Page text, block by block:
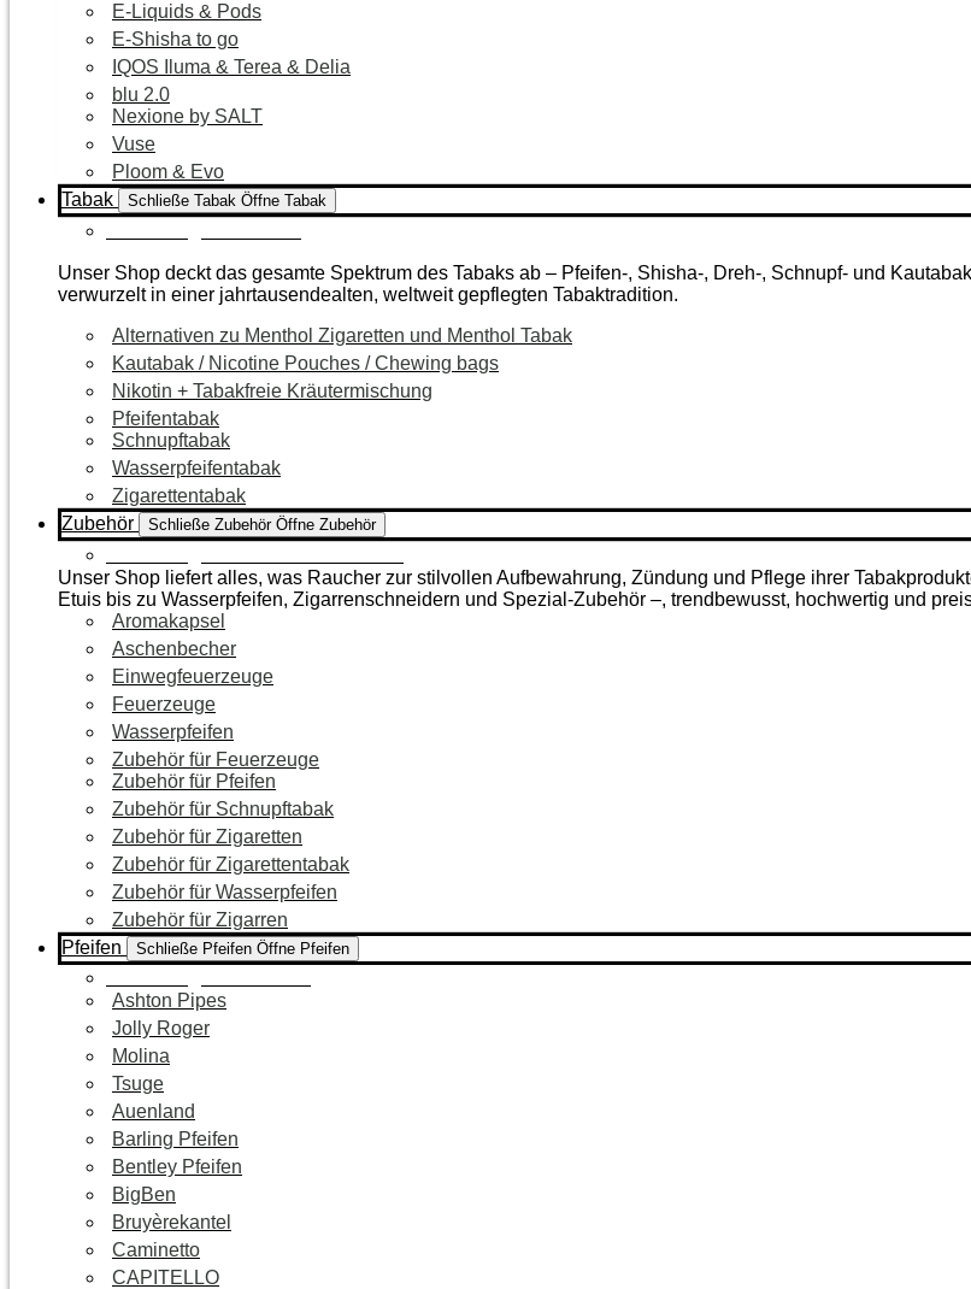
E-Liquids & Pods
E-Shisha to go
IQOS Iluma & Terea & Delia
blu 2.0
Nexione by SALT
Vuse
Ploom & Evo
Tabak
Schließe Tabak Öffne Tabak
Unser Shop deckt das gesamte Spektrum des Tabaks ab – Pfeifen-, Shisha-, Dreh-, Schnupf- und
verwurzelt in einer jahrtausendealten, weltweit gepflegten Tabaktradition.
Alternativen zu Menthol Zigaretten und Menthol Tabak
Kautabak / Nicotine Pouches / Chewing bags
Nikotin + Tabakfreie Kräutermischung
Pfeifentabak
Schnupftabak
Wasserpfeifentabak
Zigarettentabak
Zubehör
Schließe Zubehör Öffne Zubehör
Unser Shop liefert alles, was Raucher zur stilvollen Aufbewahrung, Zündung und Pflege ihrer
Etuis bis zu Wasserpfeifen, Zigarrenschneidern und Spezial-Zubehör –, trendbewusst, hochwertig und
Aromakapsel
Aschenbecher
Einwegfeuerzeuge
Feuerzeuge
Wasserpfeifen
Zubehör für Feuerzeuge
Zubehör für Pfeifen
Zubehör für Schnupftabak
Zubehör für Zigaretten
Zubehör für Zigarettentabak
Zubehör für Wasserpfeifen
Zubehör für Zigarren
Pfeifen
Schließe Pfeifen Öffne Pfeifen
Ashton Pipes
Jolly Roger
Molina
Tsuge
Auenland
Barling Pfeifen
Bentley Pfeifen
BigBen
Bruyèrekantel
Caminetto
CAPITELLO